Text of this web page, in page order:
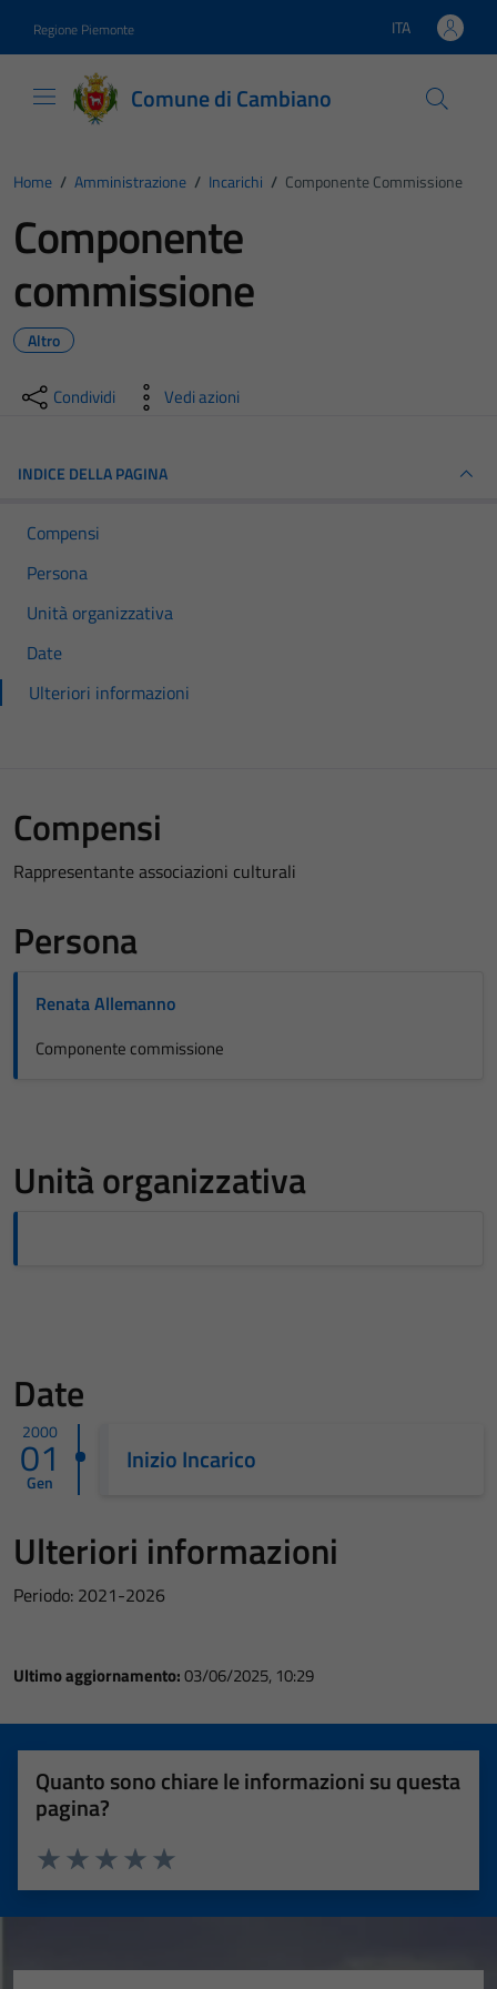
Regione Piemonte Lingua attiva:
ITA
Comune di Cambiano
Home / Amministrazione / Incarichi / Componente Commissione
Componente
commissione
Altro
Condividi Vedi azioni
INDICE DELLA PAGINA
Compensi
Persona
Unità organizzativa
Date
Ulteriori informazioni
Compensi
Rappresentante associazioni culturali
Persona
Renata Allemanno
Componente commissione
Unità organizzativa
Date
2000
01
Gen
Inizio Incarico
Ulteriori informazioni
Periodo: 2021-2026
Ultimo aggiornamento:03/06/2025, 10:29
Quanto sono chiare le informazioni su questa
pagina?
Valuta 5 stelle su 5
Valuta 4 stelle su 5
Valuta 3 stelle su 5
Valuta 2 stelle su 5
Valuta 1 stelle su 5